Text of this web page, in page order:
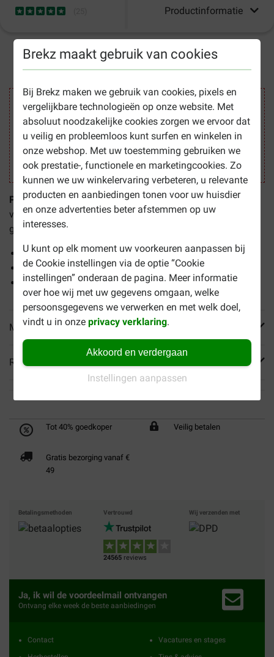
Brekz maakt gebruik van cookies
Bij Brekz maken we gebruik van cookies, pixels en
vergelijkbare technologieën op onze website. Met
absoluut noodzakelijke cookies zorgen we ervoor dat
u veilig en probleemloos kunt surfen en winkelen in
onze webshop. Met uw toestemming gebruiken we
ook prestatie-, functionele en marketingcookies. Zo
kunnen we uw winkelervaring verbeteren, u relevante
producten en aanbiedingen tonen voor uw huisdier
en onze advertenties beter afstemmen op uw
interesses.
U kunt op elk moment uw voorkeuren aanpassen bij
de Cookie instellingen via de optie “Cookie
instellingen” onderaan de pagina. Meer informatie
over hoe wij met uw gegevens omgaan, welke
persoonsgegevens we verwerken en met welk doel,
vindt u in onzeprivacy verklaring.
Akkoord en verdergaan
Instellingen aanpassen
Productinformatie
1-3 werkdagen levertijd, tenzij anders aangegeven
Veilig winkelen
Primeval Puppy Gelatinaat voor de hondis een
voedingssupplement voor het bewegingsapparaat en is
geschikt voor puppy's vanaf 8 weken.
Brede preventieve ondersteuning
Helpt bewegingsproblemen voorkomen
Voor puppy's vanaf 8 weken
Meer informatie
Reviews
Tot 40% goedkoper Veilig betalen
Gratis bezorging vanaf €
49
Betalingsmethoden Vertrouwd
24565 reviews
Wij verzenden met
Ja, ik wil de voordeelmail ontvangen
Ontvang elke week de beste aanbiedingen
Contact
Vacatures en stages